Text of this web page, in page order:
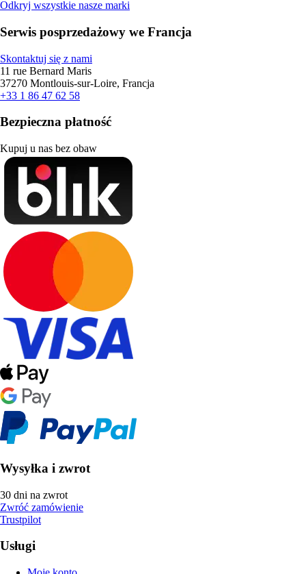
Odkryj wszystkie nasze marki
Serwis posprzedażowy we Francja
Skontaktuj się z nami
11 rue Bernard Maris
37270 Montlouis-sur-Loire, Francja
+33 1 86 47 62 58
Bezpieczna płatność
Kupuj u nas bez obaw
Wysyłka i zwrot
30 dni na zwrot
Zwróć zamówienie
Trustpilot
Usługi